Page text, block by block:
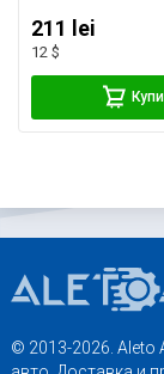
211 lei
12 $
© 2013-2026. Aleto